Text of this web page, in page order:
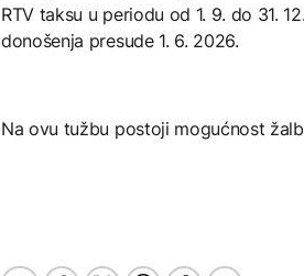
RTV taksu u periodu od 1. 9. do 31.
donošenja presude 1. 6. 2026.
Na ovu tužbu postoji mogućnost